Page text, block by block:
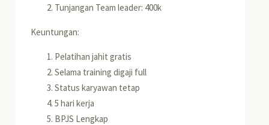
Tunjangan Team leader: 400k
Keuntungan:
Pelatihan jahit gratis
Selama training digaji full
Status karyawan tetap
5 hari kerja
BPJS Lengkap